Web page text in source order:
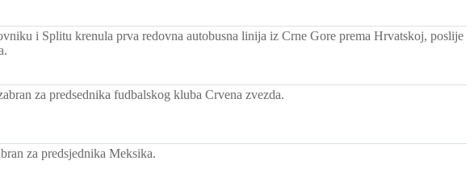
i Splitu krenula prva redovna autobusna linija iz Crne Gore prema Hrvatskoj, poslije
za predsednika fudbalskog kluba Crvena zvezda.
za predsjednika Meksika.